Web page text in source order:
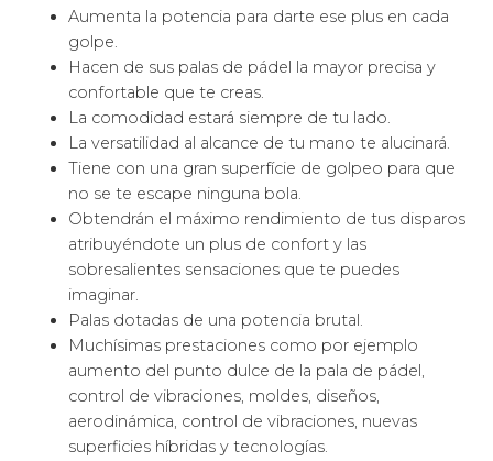
Aumenta la potencia para darte ese plus en cada
golpe.
Hacen de sus palas de pádel la mayor precisa y
confortable que te creas.
La comodidad estará siempre de tu lado.
La versatilidad al alcance de tu mano te alucinará.
Tiene con una gran superfície de golpeo para que
no se te escape ninguna bola.
Obtendrán el máximo rendimiento de tus disparos
atribuyéndote un plus de confort y las
sobresalientes sensaciones que te puedes
imaginar.
Palas dotadas de una potencia brutal.
Muchísimas prestaciones como por ejemplo
aumento del punto dulce de la pala de pádel,
control de vibraciones, moldes, diseños,
aerodinámica, control de vibraciones, nuevas
superficies híbridas y tecnologías.